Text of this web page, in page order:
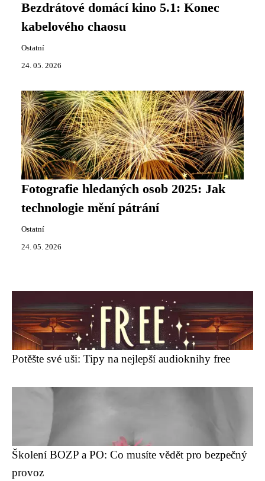
Bezdrátové domácí kino 5.1: Konec
kabelového chaosu
Ostatní
24. 05. 2026
Fotografie hledaných osob 2025: Jak
technologie mění pátrání
Ostatní
24. 05. 2026
Potěšte své uši: Tipy na nejlepší audioknihy free
Školení BOZP a PO: Co musíte vědět pro bezpečný
provoz